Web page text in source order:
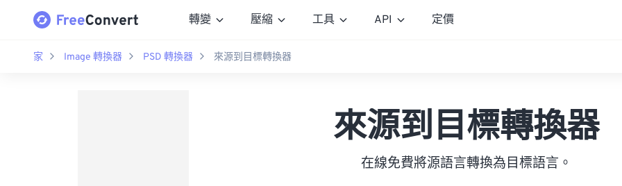
轉變 壓縮 工具 API 定價
家 Image 轉換器 PSD 轉換器 來源到目標轉換器
來源到目標轉換器
在線免費將源語言轉換為目標語言。